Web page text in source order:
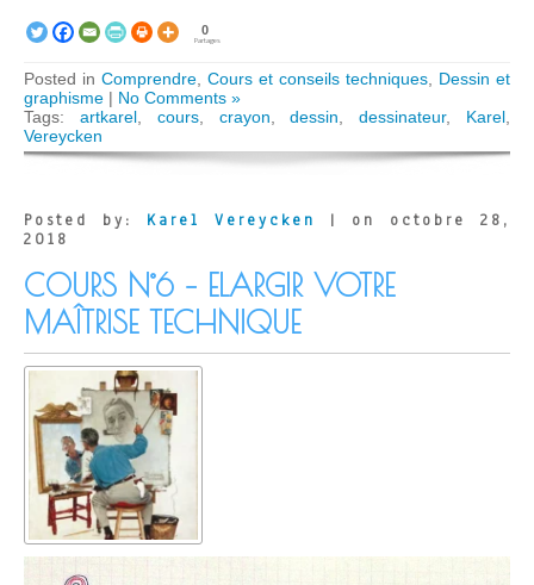
0
Partages
Posted in Comprendre Cours et conseils techniques
Dessin et
graphisme | No Comments »
Tags: artkarel, cours, crayon ,dessin ,dessinateur, Karel
Vereycken
Posted by: Karel Vereycken
| on octobre 28,
2018
COURS N°6 – ELARGIR VOTRE
MAÎTRISE TECHNIQUE